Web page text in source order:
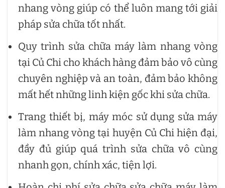
nhang vòng giúp có thể luôn mang tới giải
pháp sửa chữa tốt nhất.
Quy trình sửa chữa máy làm nhang vòng
tại Củ Chi cho khách hàng đảm bảo vô cùng
chuyên nghiệp và an toàn, đảm bảo không
mất hết những linh kiện gốc khi sửa chữa.
Trang thiết bị, máy móc sử dụng sửa máy
làm nhang vòng tại huyện Củ Chi hiện đại,
đầy đủ giúp quá trình sửa chữa vô cùng
nhanh gọn, chính xác, tiện lợi.